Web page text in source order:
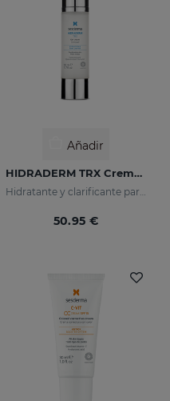
Añadir
HIDRADERM TRX Crema Gel
Hidratante y clarificante para pieles mixtas
50.95 €